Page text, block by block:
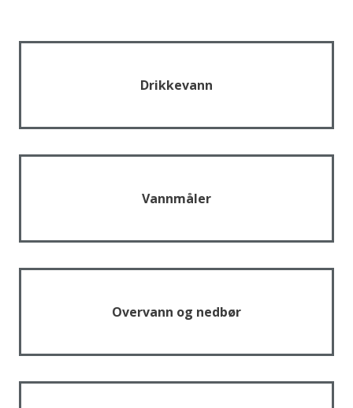
m
n
e
Drikkevann
Vannmåler
Overvann og nedbør